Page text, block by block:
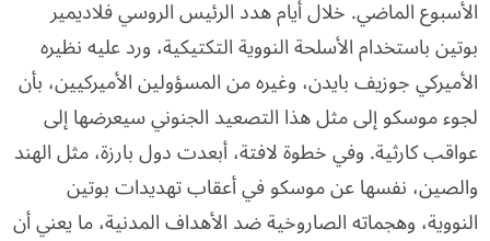
الأسبوع الماضي. خلال أيام هدد الرئيس الروسي فلاديمير
بوتين باستخدام الأسلحة النووية التكتيكية، ورد عليه نظيره
الأميركي جوزيف بايدن، وغيره من المسؤولين الأميركيين، بأن
لجوء موسكو إلى مثل هذا التصعيد الجنوني سيعرضها إلى
عواقب كارثية. وفي خطوة لافتة، أبعدت دول بارزة، مثل الهند
والصين، نفسها عن موسكو في أعقاب تهديدات بوتين
النووية، وهجماته الصاروخية ضد الأهداف المدنية، ما يعني أن